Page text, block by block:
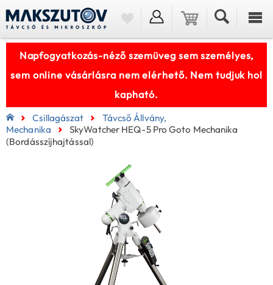
Napfogyatkozás-néző szemüveg sem személyes,
sem online vásárlásra nem elérhető. Nem tudjuk hol
kapható.
Csillagászat
Távcső Állvány,
Mechanika
SkyWatcher HEQ-5 Pro Goto Mechanika
(bordásszíjhajtással)